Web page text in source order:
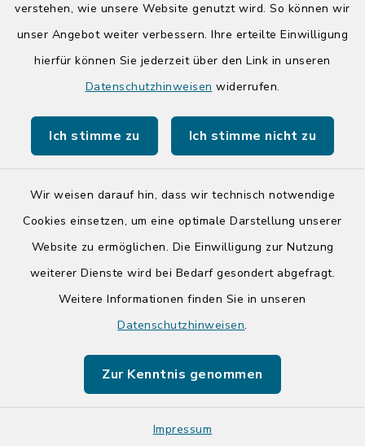
verstehen, wie unsere Website genutzt wird. So können wir
unser Angebot weiter verbessern. Ihre erteilte Einwilligung
hierfür können Sie jederzeit über den Link in unseren
Datenschutzhinweisen widerrufen.
Ich stimme zu Ich stimme nicht zu
Wir weisen darauf hin, dass wir technisch notwendige
Cookies einsetzen, um eine optimale Darstellung unserer
Website zu ermöglichen. Die Einwilligung zur Nutzung
weiterer Dienste wird bei Bedarf gesondert abgefragt.
Weitere Informationen finden Sie in unseren
Datenschutzhinweisen.
Zur Kenntnis genommen
Impressum
Tourist-Info der Stadt Bad Segeberg
Kontakt
Datenschutz
Impressum
Sitemap
Cookie-Einstellungen